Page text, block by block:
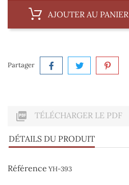
AJOUTER AU PANIER
Partager
 TÉLÉCHARGER LE PDF
DÉTAILS DU PRODUIT
Référence YH-393